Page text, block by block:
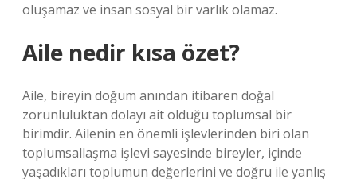
oluşamaz ve insan sosyal bir varlık olamaz.
Aile nedir kısa özet?
Aile, bireyin doğum anından itibaren doğal
zorunluluktan dolayı ait olduğu toplumsal bir
birimdir. Ailenin en önemli işlevlerinden biri olan
toplumsallaşma işlevi sayesinde bireyler, içinde
yaşadıkları toplumun değerlerini ve doğru ile yanlış